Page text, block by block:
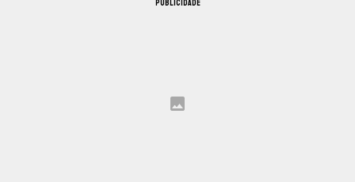
PUBLICIDADE